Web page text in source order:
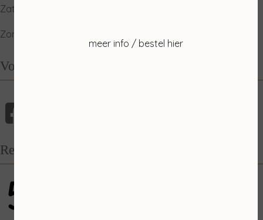
Zaterdag: ophalen producten
Zondag: relaxdag
Volg mij
Recensies
5
meer info / bestel hier